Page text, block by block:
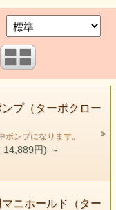
プ（ターボクロー
ンプになります。
14,889円) ～
ニホールド（ター